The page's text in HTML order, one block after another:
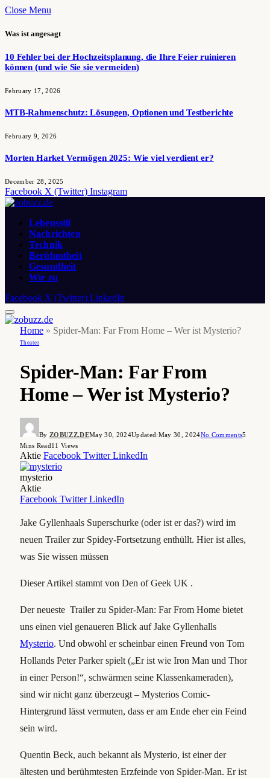
Close Menu
Was ist angesagt
10 Fehler bei der Hochzeitsplanung, die Ihre Feier ruinieren
können (und wie Sie sie vermeiden)
February 17, 2026
MTB-Rahmenschutz: Lösungen, Optionen und Testberichte
February 9, 2026
Morten Harket Vermögen 2025: Wie viel verdient er?
December 28, 2025
Facebook X (Twitter) Instagram
Lebensstil
Nachrichten
Technik
Berühmtheit
Gesundheit
Wie zu
Facebook X (Twitter) LinkedIn
Home » Spider-Man: Far From Home – Wer ist Mysterio?
Theater
Spider-Man: Far From
Home – Wer ist Mysterio?
By ZOBUZZ.DEMay 30, 2024Updated:May 30, 2024No Comments5
Mins Read11 Views
Aktie Facebook Twitter LinkedIn
mysterio
Aktie
Facebook Twitter LinkedIn
Jake Gyllenhaals Superschurke (oder ist er das?) wird im
neuen Trailer zur Spidey-Fortsetzung enthüllt. Hier ist alles,
was Sie wissen müssen
Dieser Artikel stammt von Den of Geek UK .
Der neueste Trailer zu Spider-Man: Far From Home bietet
uns einen viel genaueren Blick auf Jake Gyllenhalls
Mysterio. Und obwohl er scheinbar einen Freund von Tom
Hollands Peter Parker spielt („Er ist wie Iron Man und Thor
in einer Person!“, schwärmen seine Klassenkameraden),
sind wir nicht ganz überzeugt – Mysterios Comic-
Hintergrund lässt vermuten, dass er am Ende eher ein Feind
sein wird.
Quentin Beck, auch bekannt als Mysterio, ist einer der
ältesten und berühmtesten Erzfeinde von Spider-Man. Er ist